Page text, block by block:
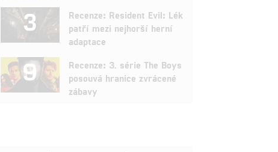
3
Recenze: Resident Evil: Lék
patří mezi nejhorší herní
adaptace
9
Recenze: 3. série The Boys
posouvá hranice zvrácené
zábavy